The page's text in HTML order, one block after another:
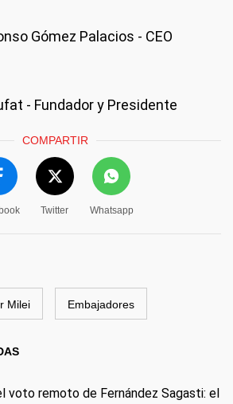
Gómez Palacios - CEO
- Fundador y Presidente
COMPARTIR
Twitter Whatsapp
Milei Embajadores
voto remoto de Fernández Sagasti: el